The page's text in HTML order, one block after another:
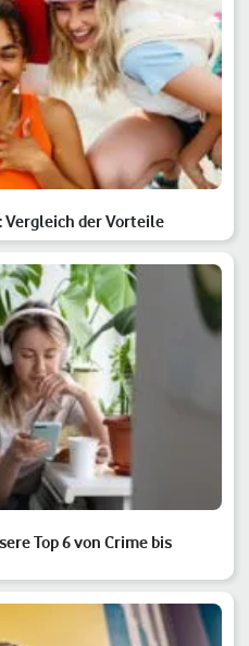
Vergleich der Vorteile
Top 6 von Crime bis